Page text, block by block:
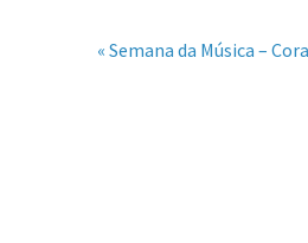
« Semana da Música –